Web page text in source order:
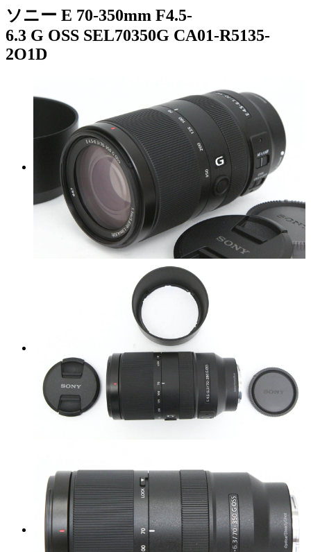
ソニー E 70-350mm F4.5-
6.3 G OSS SEL70350G CA01-R5135-
2O1D